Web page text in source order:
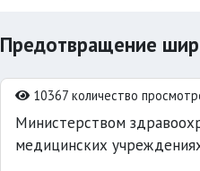
Предотвращение
10367 количество
Министерством
медицинских